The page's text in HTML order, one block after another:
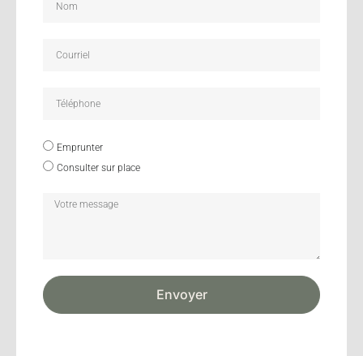
Emprunter
Consulter sur place
Envoyer